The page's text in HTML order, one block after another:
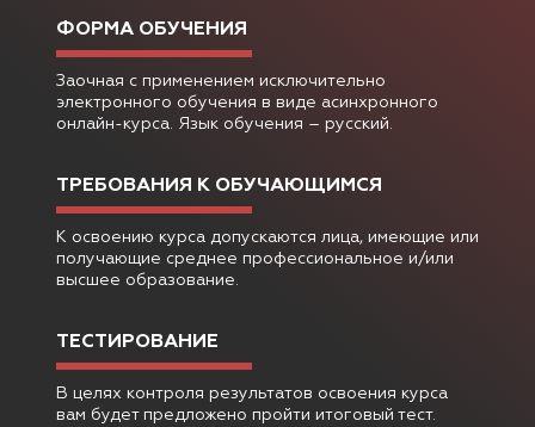
ФОРМА ОБУЧЕНИЯ
Заочная с применением исключительно
электронного обучения в виде асинхронного
онлайн-курса. Язык обучения – русский.
ТРЕБОВАНИЯ К ОБУЧАЮЩИМСЯ
К освоению курса допускаются лица, имеющие или
получающие среднее профессиональное и/или
высшее образование.
ТЕСТИРОВАНИЕ
В целях контроля результатов освоения курса
вам будет предложено пройти итоговый тест.